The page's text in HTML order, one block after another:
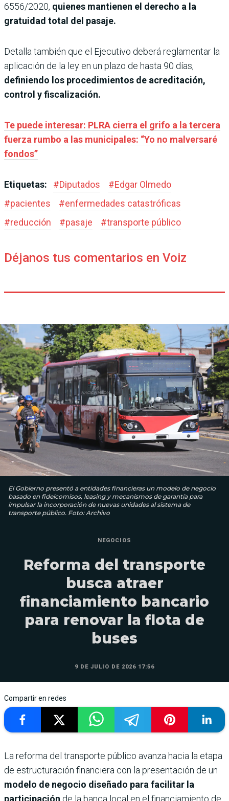
6556/2020, quienes mantienen el derecho a la
gratuidad total del pasaje.
Detalla también que el Ejecutivo deberá reglamentar la
aplicación de la ley en un plazo de hasta 90 días,
definiendo los procedimientos de acreditación,
control y fiscalización.
Te puede interesar: PLRA cierra el grifo a la tercera
fuerza rumbo a las municipales: “Yo no malversaré
fondos”
Etiquetas: #Diputados #Edgar Olmedo
#pacientes #enfermedades catastróficas
#reducción #pasaje #transporte público
Déjanos tus comentarios en Voiz
El Gobierno presentó a entidades financieras un modelo de negocio
basado en fideicomisos, leasing y mecanismos de garantía para
impulsar la incorporación de nuevas unidades al sistema de
transporte público. Foto: Archivo
NEGOCIOS
Reforma del transporte
busca atraer
financiamiento bancario
para renovar la flota de
buses
9 DE JULIO DE 2026 17:56
Compartir en redes
La reforma del transporte público avanza hacia la etapa
de estructuración financiera con la presentación de un
modelo de negocio diseñado para facilitar la